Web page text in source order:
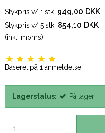
Stykpris v/ 1 stk. 949,00 DKK
Stykpris v/ 5 stk. 854,10 DKK
(inkl. moms)
Baseret på 1 anmeldelse
Lagerstatus: På lager